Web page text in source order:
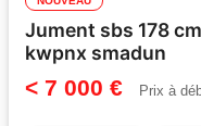
Jument sbs 178
kwpnx smadun
< 7 000 € Prix à